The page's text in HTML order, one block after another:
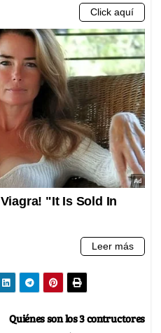
Quiénes son los 3 contructores